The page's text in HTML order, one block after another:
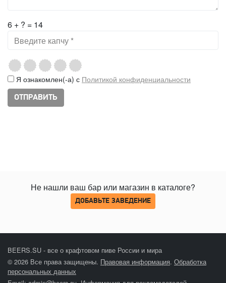
6 + ? = 14
Я ознакомлен(-а) с Политикой конфиденциальности
Не нашли ваш бар или магазин в каталоге?
ДОБАВЬТЕ ЗАВЕДЕНИЕ
BEERS.SU - все о крафтовом пиве России и мира
© 2026 Все права защищены. Правовая информация. Обработка
персональных данных